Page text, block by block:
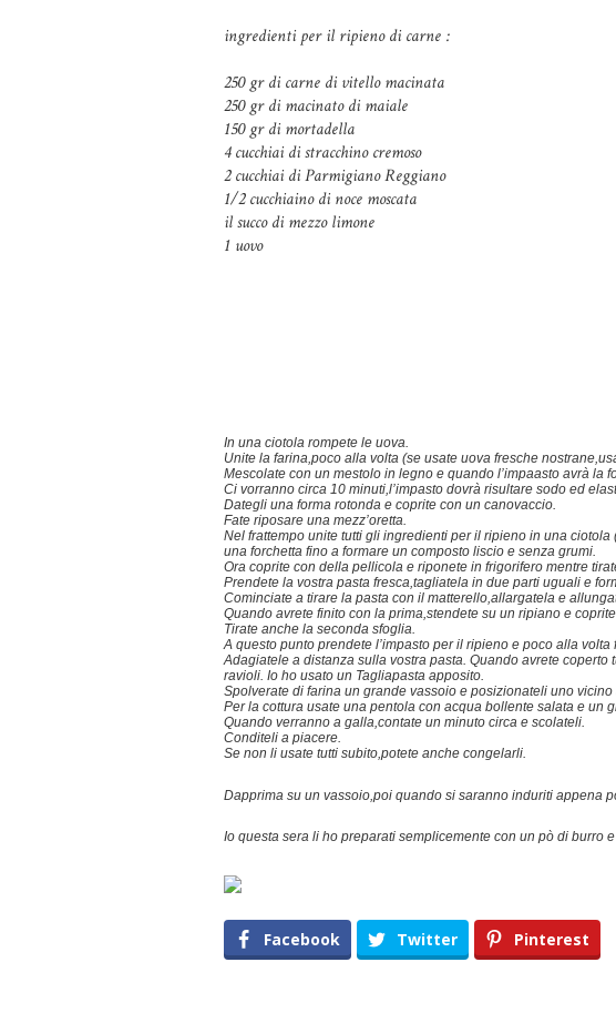
ingredienti per il ripieno di carne :
250 gr di carne di vitello macinata
250 gr di macinato di maiale
150 gr di mortadella
4 cucchiai di stracchino cremoso
2 cucchiai di Parmigiano Reggiano
1/2 cucchiaino di noce moscata
il succo di mezzo limone
1 uovo
In una ciotola rompete le uova.
Unite la farina,poco alla volta (se usate uova fresche
Mescolate con un mestolo in legno e quando l’impaasto avrà
Ci vorranno circa 10 minuti,l’impasto dovrà risultare sodo ed
Dategli una forma rotonda e coprite con un canovaccio.
Fate riposare una mezz’oretta.
Nel frattempo unite tutti gli ingredienti per il ripieno in una
una forchetta fino a formare un composto liscio e senza grumi.
Ora coprite con della pellicola e riponete in frigorifero mentre
Prendete la vostra pasta fresca,tagliatela in due parti uguali e
Cominciate a tirare la pasta con il matterello,allargatela e
Quando avrete finito con la prima,stendete su un ripiano e
Tirate anche la seconda sfoglia.
A questo punto prendete l’impasto per il ripieno e poco alla
Adagiatele a distanza sulla vostra pasta. Quando avrete
ravioli. Io ho usato un Tagliapasta apposito.
Spolverate di farina un grande vassoio e posizionateli uno vicino
Per la cottura usate una pentola con acqua bollente salata e un
Quando verranno a galla,contate un minuto circa e scolateli.
Conditeli a piacere.
Se non li usate tutti subito,potete anche congelarli.
Dapprima su un vassoio,poi quando si saranno induriti appena
Io questa sera li ho preparati semplicemente con un pò di burro
Facebook Twitter Pinterest